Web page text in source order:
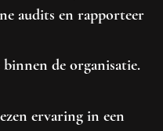
audits en rapporteer
de organisatie.
ervaring in een